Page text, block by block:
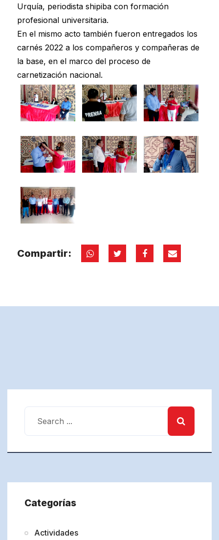
Urquía, periodista shipiba con formación
profesional universitaria.
En el mismo acto también fueron entregados los
carnés 2022 a los compañeros y compañeras de
la base, en el marco del proceso de
carnetización nacional.
Compartir:
Categorías
Actividades